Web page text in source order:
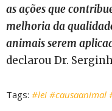
as ações que
melhoria da
animais serem
declarou Dr.
Tags: #lei #causaanimal